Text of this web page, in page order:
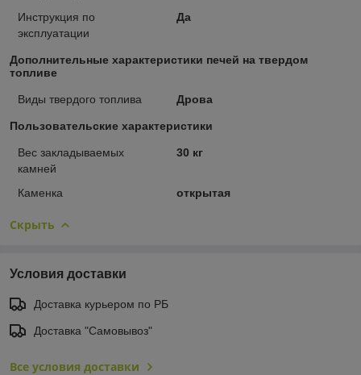
Инструкция по
эксплуатации
Да
Дополнительные характеристики печей на твердом
топливе
Виды твердого топлива Дрова
Пользовательские характеристики
Вес закладываемых
камней
30 кг
Каменка открытая
Скрыть
Условия доставки
Доставка курьером по РБ
Доставка "Самовывоз"
Все условия доставки